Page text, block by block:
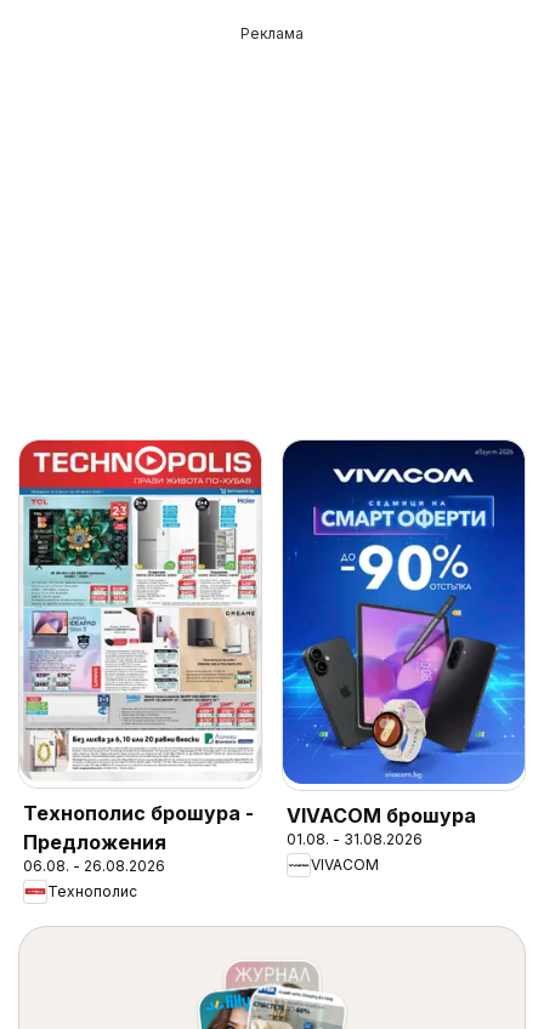
Реклама
Технополис брошура -
Предложения
06.08. - 26.08.2026
Технополис
VIVACOM брошура
01.08. - 31.08.2026
VIVACOM